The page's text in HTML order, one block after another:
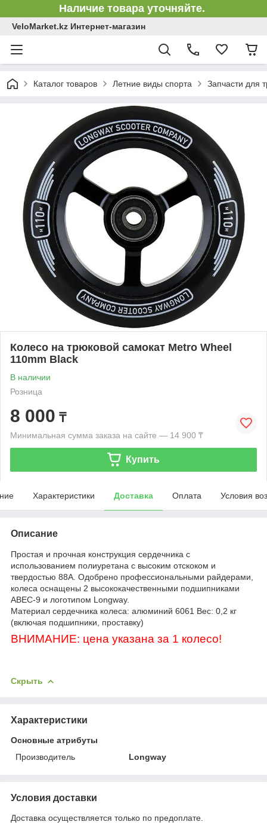
Наличие товара уточняйте.
VeloMarket.kz Интернет-магазин
Каталог товаров Летние виды спорта Запчасти для
Колесо на трюковой самокат Metro Wheel
110mm Black
В наличии
Розница
8 000 ₸
Минимальная сумма заказа на сайте — 14 900 ₸
Купить
Характеристики Доставка Оплата Условия
Описание
Простая и прочная конструкция сердечника с
использованием полиуретана с высоким отскоком и
твердостью 88A. Одобрено профессиональными райдерами,
колеса оснащены 2 высококачественными подшипниками
ABEC-9 и логотипом Longway.
Материал сердечника колеса: алюминий 6061 Вес: 0,2 кг
(включая подшипники, проставку)
ВНИМАНИЕ: цена указана за 1 колесо!
Скрыть
Характеристики
Основные атрибуты
Производитель
Longway
Условия доставки
Доставка осуществляется только по предоплате.